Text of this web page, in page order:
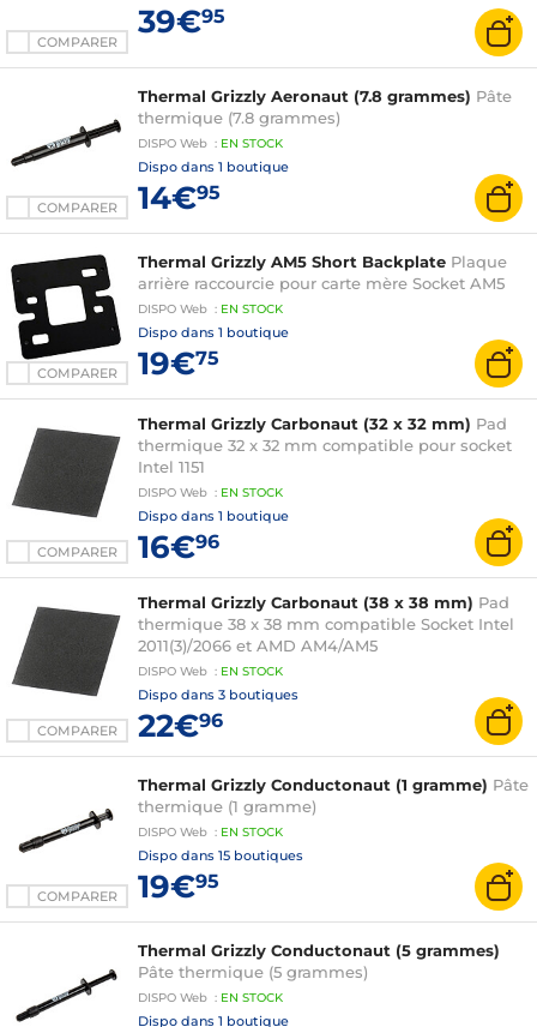
COMPARER
39€95
COMPARER
Thermal Grizzly Aeronaut (7.8 grammes) Pâte
thermique (7.8 grammes)
DISPO Web : EN STOCK
Dispo dans 1 boutique
14€95
COMPARER
Thermal Grizzly AM5 Short Backplate Plaque
arrière raccourcie pour carte mère Socket AM5
DISPO Web : EN STOCK
Dispo dans 1 boutique
19€75
COMPARER
Thermal Grizzly Carbonaut (32 x 32 mm) Pad
thermique 32 x 32 mm compatible pour socket
Intel 1151
DISPO Web : EN STOCK
Dispo dans 1 boutique
16€96
COMPARER
Thermal Grizzly Carbonaut (38 x 38 mm) Pad
thermique 38 x 38 mm compatible Socket Intel
2011(3)/2066 et AMD AM4/AM5
DISPO Web : EN STOCK
Dispo dans 3 boutiques
22€96
COMPARER
Thermal Grizzly Conductonaut (1 gramme) Pâte
thermique (1 gramme)
DISPO Web : EN STOCK
Dispo dans 15 boutiques
19€95
Thermal Grizzly Conductonaut (5 grammes)
Pâte thermique (5 grammes)
DISPO Web : EN STOCK
Dispo dans 1 boutique